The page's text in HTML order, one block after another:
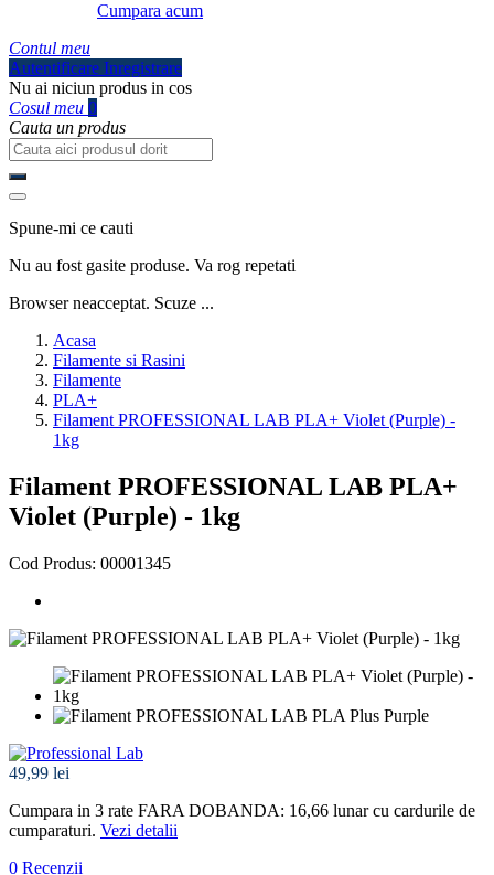
Cumpara acum
Contul meu
Autentificare Inregistrare
Nu ai niciun produs in cos
Cosul meu 0
Cauta un produs
Spune-mi ce cauti
Nu au fost gasite produse. Va rog repetati
Browser neacceptat. Scuze ...
Acasa
Filamente si Rasini
Filamente
PLA+
Filament PROFESSIONAL LAB PLA+ Violet (Purple) -
1kg
Filament PROFESSIONAL LAB PLA+
Violet (Purple) - 1kg
Cod Produs: 00001345
49,99 lei
Cumpara in 3 rate FARA DOBANDA: 16,66 lunar cu cardurile de
cumparaturi. Vezi detalii
0 Recenzii